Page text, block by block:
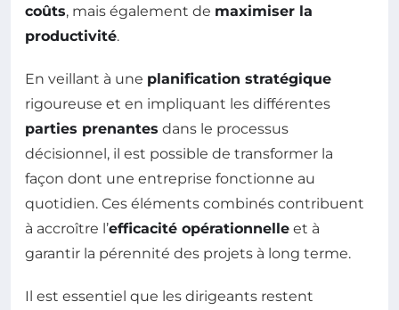
coûts, mais également de maximiser la
productivité.
En veillant à une planification stratégique
rigoureuse et en impliquant les différentes
parties prenantes dans le processus
décisionnel, il est possible de transformer la
façon dont une entreprise fonctionne au
quotidien. Ces éléments combinés contribuent
à accroître l’efficacité opérationnelle et à
garantir la pérennité des projets à long terme.
Il est essentiel que les dirigeants restent